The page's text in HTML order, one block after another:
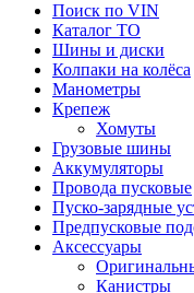
Поиск по VIN
Каталог ТО
Шины и диски
Колпаки на колёса
Манометры
Крепеж
Хомуты
Грузовые шины
Аккумуляторы
Провода пусковые
Пуско-зарядные
Предпусковые
Аксессуары
Канистры